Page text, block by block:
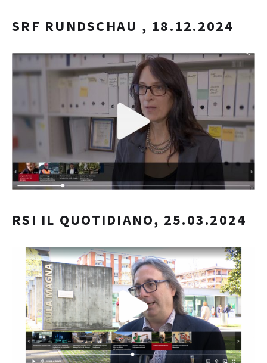
SRF RUNDSCHAU , 18.12.2024
RSI IL QUOTIDIANO, 25.03.2024